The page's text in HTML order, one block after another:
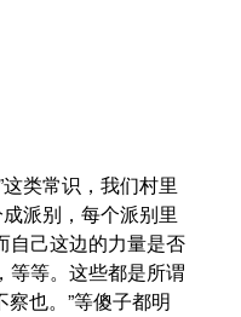
类常识，我们村里
派别，每个派别里
自己这边的力量是否
等等。这些都是所谓
也。”等傻子都明